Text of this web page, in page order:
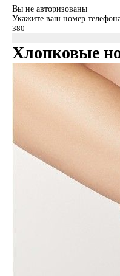
Вы не авторизованы
Укажите ваш номер
Хлопковые